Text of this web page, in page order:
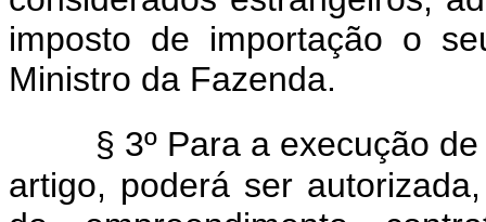
imposto de importação o
Ministro da Fazenda.
§ 3º Para a execução
artigo, poderá ser